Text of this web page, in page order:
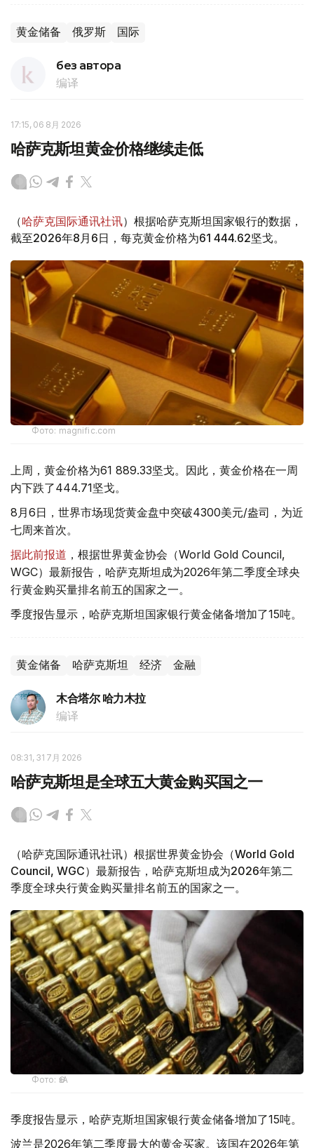
黄金储备 俄罗斯 国际
без автора
编译
17:15, 06 8月 2026
哈萨克斯坦黄金价格继续走低
（哈萨克国际通讯社讯）根据哈萨克斯坦国家银行的数据，
截至2026年8月6日，每克黄金价格为61 444.62坚戈。
Фото: magnific.com
上周，黄金价格为61 889.33坚戈。因此，黄金价格在一周
内下跌了444.71坚戈。
8月6日，世界市场现货黄金盘中突破4300美元/盎司，为近
七周来首次。
据此前报道 ，根据世界黄金协会（World Gold Council,
WGC）最新报告，哈萨克斯坦成为2026年第二季度全球央
行黄金购买量排名前五的国家之一。
季度报告显示，哈萨克斯坦国家银行黄金储备增加了15吨。
黄金储备 哈萨克斯坦 经济 金融
木合塔尔 哈力木拉
编译
08:31, 31 7月 2026
哈萨克斯坦是全球五大黄金购买国之一
（哈萨克国际通讯社讯）根据世界黄金协会（World Gold
Council, WGC）最新报告，哈萨克斯坦成为2026年第二
季度全球央行黄金购买量排名前五的国家之一。
Фото: ӨзА
季度报告显示，哈萨克斯坦国家银行黄金储备增加了15吨。
波兰是2026年第二季度最大的黄金买家。该国在2026年第